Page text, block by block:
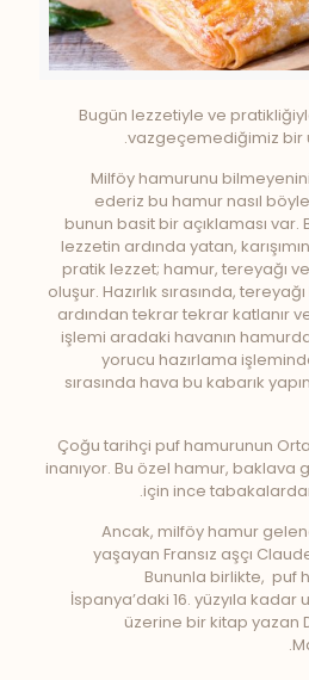
Bugün lezzetiyle ve
vazgeçemediğimiz bir
Milföy hamurunu
ederiz bu hamur nasıl
bunun basit bir açıklaması var.
lezzetin ardında yatan,
pratik lezzet; hamur, tereyağı
oluşur. Hazırlık sırasında,
ardından tekrar tekrar katlanır
işlemi aradaki havanın
yorucu hazırlama
sırasında hava bu kabarık
Çoğu tarihçi puf hamurunun
inanıyor. Bu özel hamur, baklava
için ince
Ancak, milföy hamur
yaşayan Fransız aşçı
Bununla birlikte, puf
İspanya’daki 16. yüzyıla kadar
üzerine bir kitap yazan